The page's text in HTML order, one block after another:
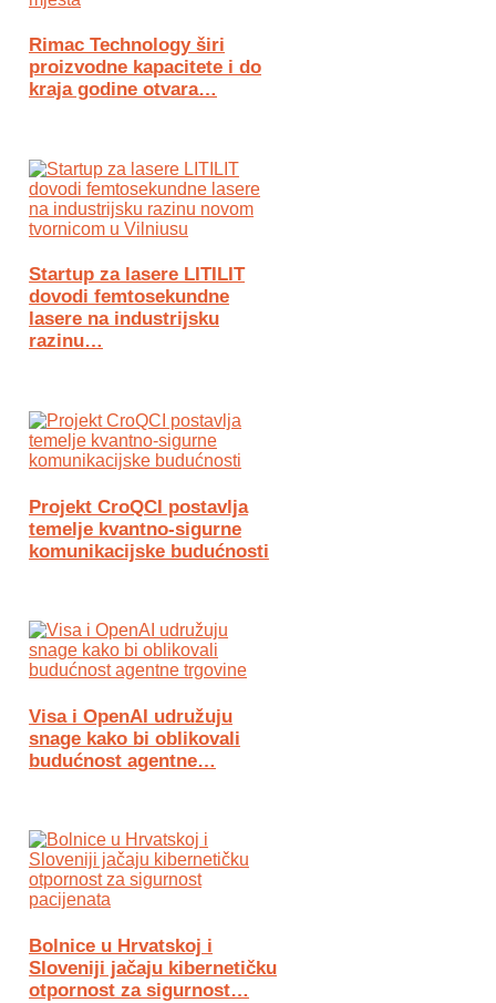
Rimac Technology širi
proizvodne kapacitete i do
kraja godine otvara…
Startup za lasere LITILIT
dovodi femtosekundne
lasere na industrijsku
razinu…
Projekt CroQCI postavlja
temelje kvantno-sigurne
komunikacijske budućnosti
Visa i OpenAI udružuju
snage kako bi oblikovali
budućnost agentne…
Bolnice u Hrvatskoj i
Sloveniji jačaju kibernetičku
otpornost za sigurnost…